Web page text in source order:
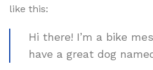
like this:
Hi there! I’m a bike
have a great dog